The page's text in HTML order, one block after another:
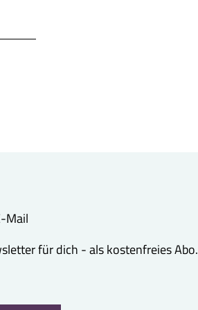
Mail
für dich - als kostenfreies Abo.